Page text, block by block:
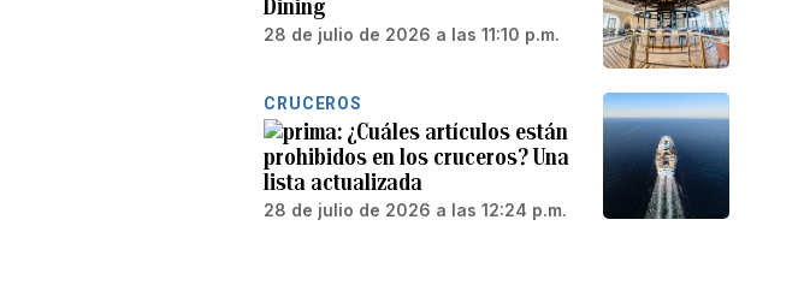
Dining
28 de julio de 2026 a las 11:10 p.m.
CRUCEROS
¿Cuáles artículos están
prohibidos en los cruceros? Una
lista actualizada
28 de julio de 2026 a las 12:24 p.m.